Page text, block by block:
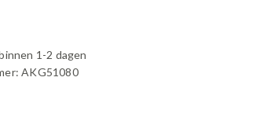
1-2 dagen
AKG51080